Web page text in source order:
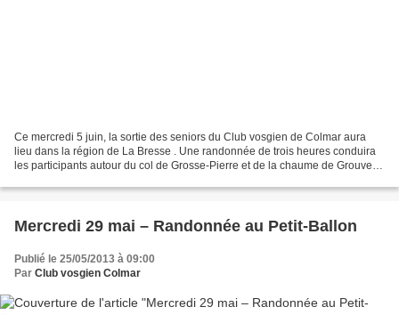
Ce mercredi 5 juin, la sortie des seniors du Club vosgien de Colmar aura
lieu dans la région de La Bresse . Une randonnée de trois heures conduira
les participants autour du col de Grosse-Pierre et de la chaume de Grouvelin
Mercredi 29 mai – Randonnée au Petit-Ballon
Publié le 25/05/2013 à 09:00
Par Club vosgien Colmar